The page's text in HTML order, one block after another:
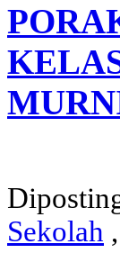
Sekolah